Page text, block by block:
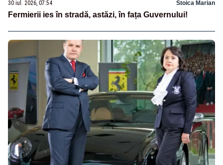
30 iul. 2026, 07:54 Stoica Marian
Fermierii ies în stradă, astăzi, în fața Guvernului!